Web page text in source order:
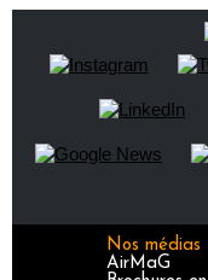
Nos médias
AirMaG